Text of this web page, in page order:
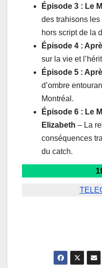
Épisode 3 : Le
des trahisons les
hors script de la
Épisode 4 :
sur la vie et
Épisode 5 :
d’ombre
Montréal.
Épisode 6 : Le
Elizabeth – La
conséquences
du catch.